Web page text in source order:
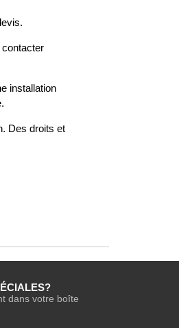
installation
Des droits et
dans votre boîte